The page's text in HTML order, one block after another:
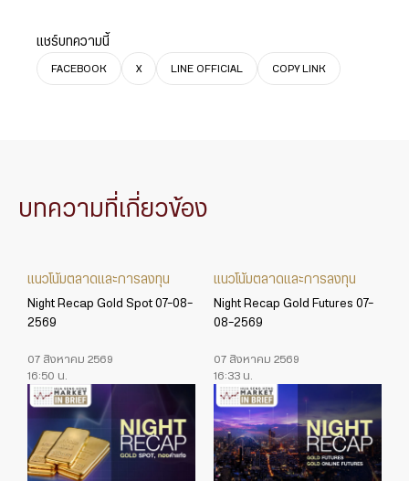
แชร์บทความนี้
FACEBOOK X LINE OFFICIAL COPY LINK
บทความที่เกี่ยวข้อง
แนวโน้มตลาดและการลงทุน
Night Recap Gold Spot 07-08-
2569
07 สิงหาคม 2569
16:50 น.
แนวโน้มตลาดและการลงทุน
Night Recap Gold Futures 07-
08-2569
07 สิงหาคม 2569
16:33 น.